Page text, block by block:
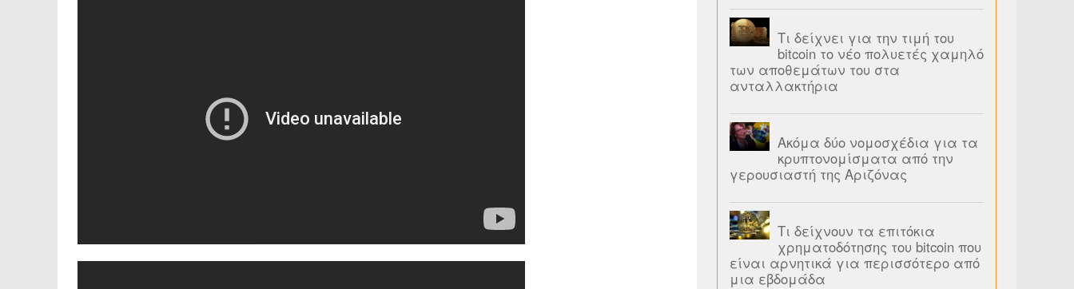
Τι δείχνει για την τιμή του
bitcoin το νέο πολυετές χαμηλό
των αποθεμάτων του στα
ανταλλακτήρια
Ακόμα δύο νομοσχέδια για τα
κρυπτονομίσματα από την
γερουσιαστή της Αριζόνας
Τι δείχνουν τα επιτόκια
χρηματοδότησης του bitcoin που
είναι αρνητικά για περισσότερο από
μια εβδομάδα